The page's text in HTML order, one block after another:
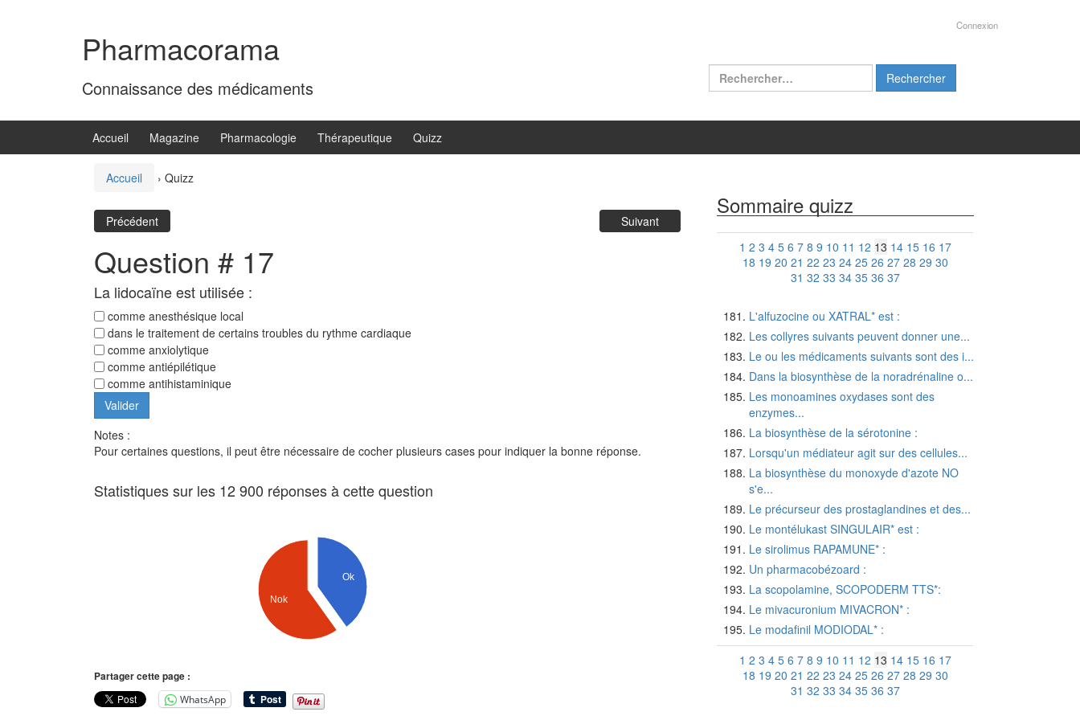
Pharmacorama
Connaissance des médicaments
Connexion
Rechercher :
Accueil Magazine Pharmacologie Thérapeutique Quizz
Accueil › Quizz
Précédent Suivant
Question # 17
La lidocaïne est utilisée :
comme anesthésique local
dans le traitement de certains troubles du rythme cardiaque
comme anxiolytique
comme antiépilétique
comme antihistaminique
Notes :
Pour certaines questions, il peut être nécessaire de cocher plusieurs cases pour indiquer la bonne réponse.
Statistiques sur les 12 900 réponses à cette question
Ok
Nok
Partager cette page :
WhatsApp
Sommaire quizz
1 2 3 4 5 6 7 8 9 10 11 12 13 14 15 16 17
18 19 20 21 22 23 24 25 26 27 28 29 30
31 32 33 34 35 36 37
L'alfuzocine ou XATRAL* est :
Les collyres suivants peuvent donner une...
Le ou les médicaments suivants sont des i...
Dans la biosynthèse de la noradrénaline o...
Les monoamines oxydases sont des
enzymes...
La biosynthèse de la sérotonine :
Lorsqu'un médiateur agit sur des cellules...
La biosynthèse du monoxyde d'azote NO
s'e...
Le précurseur des prostaglandines et des...
Le montélukast SINGULAIR* est :
Le sirolimus RAPAMUNE* :
Un pharmacobézoard :
La scopolamine, SCOPODERM TTS*:
Le mivacuronium MIVACRON* :
Le modafinil MODIODAL* :
1 2 3 4 5 6 7 8 9 10 11 12 13 14 15 16 17
18 19 20 21 22 23 24 25 26 27 28 29 30
31 32 33 34 35 36 37